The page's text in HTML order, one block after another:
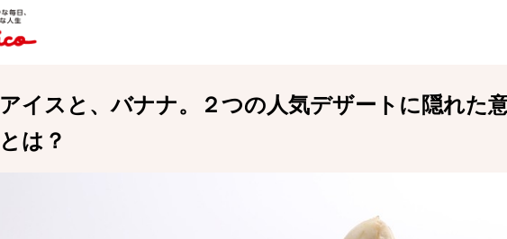
アイスと、バナナ。２つの人気デザートに隠れた
とは？